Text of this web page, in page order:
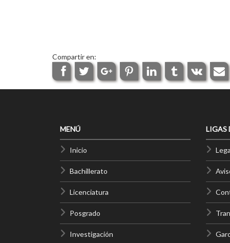
Compartir en:
MENÚ
Inicio
Bachillerato
Licenciatura
Posgrado
Investigación
LIGAS